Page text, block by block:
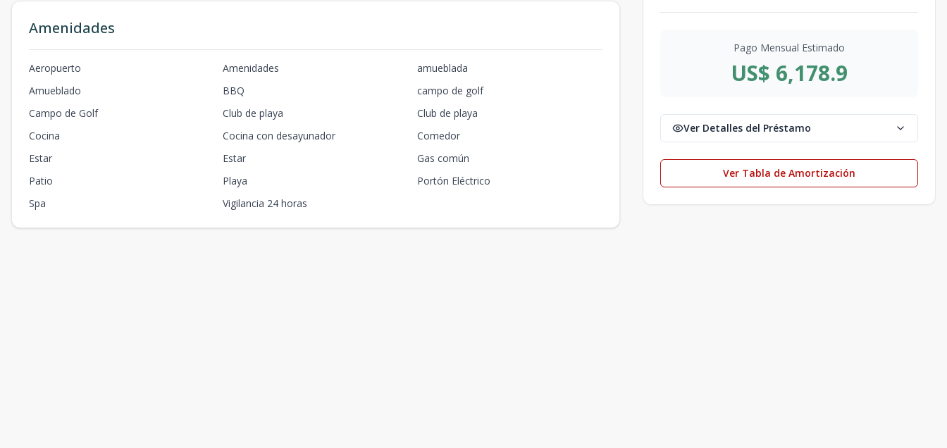
Amenidades
Aeropuerto Amenidades
amueblada
Amueblado
BBQ
campo de golf
Campo de Golf
Club de playa
Club de playa
Cocina
Cocina con desayunador
Comedor
Estar
Estar
Gas común
Patio
Playa
Portón Eléctrico
Spa
Vigilancia 24 horas
Pago Mensual Estimado
US$ 6,178.9
Ver Detalles del Préstamo
Ver Tabla de Amortización